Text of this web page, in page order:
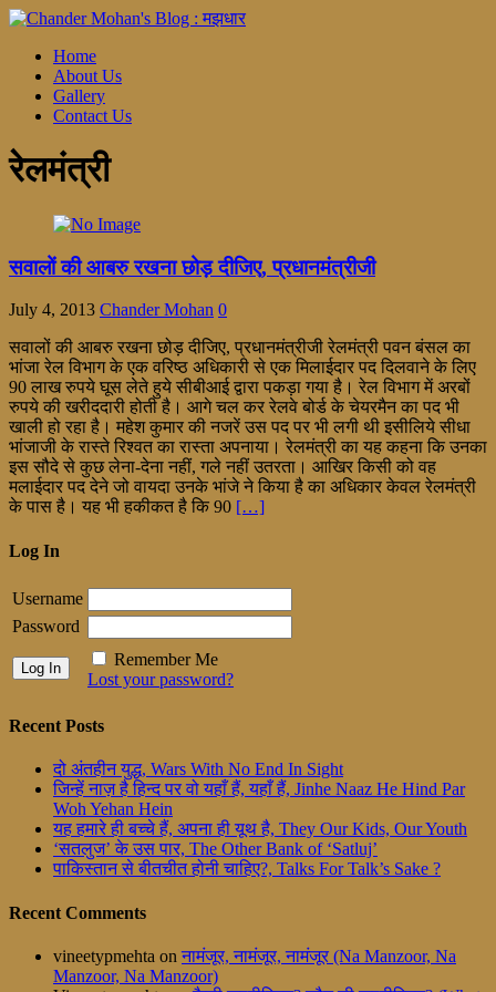
Home
About Us
Gallery
Contact Us
रेलमंत्री
सवालों की आबरु रखना छोड़ दीजिए, प्रधानमंत्रीजी
July 4, 2013 Chander Mohan 0
सवालों की आबरु रखना छोड़ दीजिए, प्रधानमंत्रीजी रेलमंत्री पवन बंसल का
भांजा रेल विभाग के एक वरिष्ठ अधिकारी से एक मिलाईदार पद दिलवाने के लिए
90 लाख रुपये घूस लेते हुये सीबीआई द्वारा पकड़ा गया है। रेल विभाग में अरबों
रुपये की खरीददारी होती है। आगे चल कर रेलवे बोर्ड के चेयरमैन का पद भी
खाली हो रहा है। महेश कुमार की नजरें उस पद पर भी लगी थी इसीलिये सीधा
भांजाजी के रास्ते रिश्वत का रास्ता अपनाया। रेलमंत्री का यह कहना कि उनका
इस सौदे से कुछ लेना-देना नहीं, गले नहीं उतरता। आखिर किसी को वह
मलाईदार पद देने जो वायदा उनके भांजे ने किया है का अधिकार केवल रेलमंत्री
के पास है। यह भी हकीकत है कि 90 […]
Log In
Username
Password
Remember Me
Lost your password?
Recent Posts
दो अंतहीन युद्ध, Wars With No End In Sight
जिन्हें नाज़ है हिन्द पर वो यहाँ हैं, यहाँ हैं, Jinhe Naaz He Hind Par
Woh Yehan Hein
यह हमारे ही बच्चे हैं, अपना ही यूथ है, They Our Kids, Our Youth
‘सतलुज’ के उस पार, The Other Bank of ‘Satluj’
पाकिस्तान से बीतचीत होनी चाहिए?, Talks For Talk’s Sake ?
Recent Comments
vineetypmehta on नामंजूर, नामंजूर, नामंजूर (Na Manzoor, Na
Manzoor, Na Manzoor)